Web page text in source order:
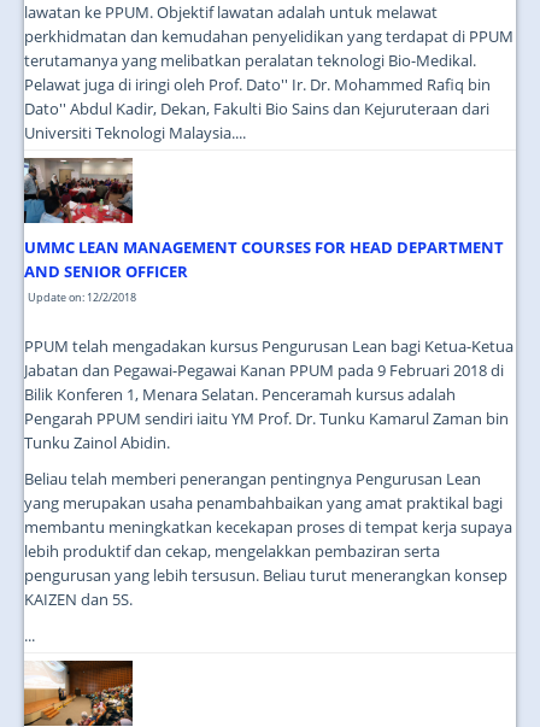
lawatan ke PPUM. Objektif lawatan adalah untuk melawat
perkhidmatan dan kemudahan penyelidikan yang terdapat di PPUM
terutamanya yang melibatkan peralatan teknologi Bio-Medikal.
Pelawat juga di iringi oleh Prof. Dato'' Ir. Dr. Mohammed Rafiq bin
Dato'' Abdul Kadir, Dekan, Fakulti Bio Sains dan Kejuruteraan dari
Universiti Teknologi Malaysia....
UMMC LEAN MANAGEMENT COURSES FOR HEAD DEPARTMENT
AND SENIOR OFFICER
Update on: 12/2/2018
PPUM telah mengadakan kursus Pengurusan Lean bagi Ketua-Ketua
Jabatan dan Pegawai-Pegawai Kanan PPUM pada 9 Februari 2018 di
Bilik Konferen 1, Menara Selatan. Penceramah kursus adalah
Pengarah PPUM sendiri iaitu YM Prof. Dr. Tunku Kamarul Zaman bin
Tunku Zainol Abidin.
Beliau telah memberi penerangan pentingnya Pengurusan Lean
yang merupakan usaha penambahbaikan yang amat praktikal bagi
membantu meningkatkan kecekapan proses di tempat kerja supaya
lebih produktif dan cekap, mengelakkan pembaziran serta
pengurusan yang lebih tersusun. Beliau turut menerangkan konsep
KAIZEN dan 5S.
...